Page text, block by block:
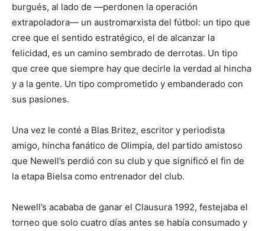
burgués, al lado de —perdonen la operación
extrapoladora— un austromarxista del fútbol: un tipo que
cree que el sentido estratégico, el de alcanzar la
felicidad, es un camino sembrado de derrotas. Un tipo
que cree que siempre hay que decirle la verdad al hincha
y a la gente. Un tipo comprometido y embanderado con
sus pasiones.
Una vez le conté a Blas Britez, escritor y periodista
amigo, hincha fanático de Olimpia, del partido amistoso
que Newell’s perdió con su club y que significó el fin de
la etapa Bielsa como entrenador del club.
Newell’s acababa de ganar el Clausura 1992, festejaba el
torneo que solo cuatro días antes se había consumado y